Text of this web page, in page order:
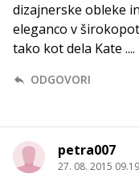
dizajnerske obleke
eleganco v
tako kot dela Kate ....
ODGOVORI
petra007
27. 08. 2015 09.19